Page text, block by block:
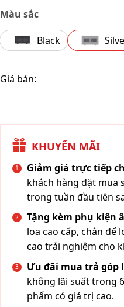
Màu sắc
Black
Giá bán:
KHUYẾN MÃI
Giảm giá trực tiếp
khách hàng đặt mua
trong tuần đầu tiên
Tặng kèm phụ kiện
loa cao cấp, chân đế
cao trải nghiệm cho
Ưu đãi mua trả góp
không lãi suất trong
phẩm có giá trị cao.